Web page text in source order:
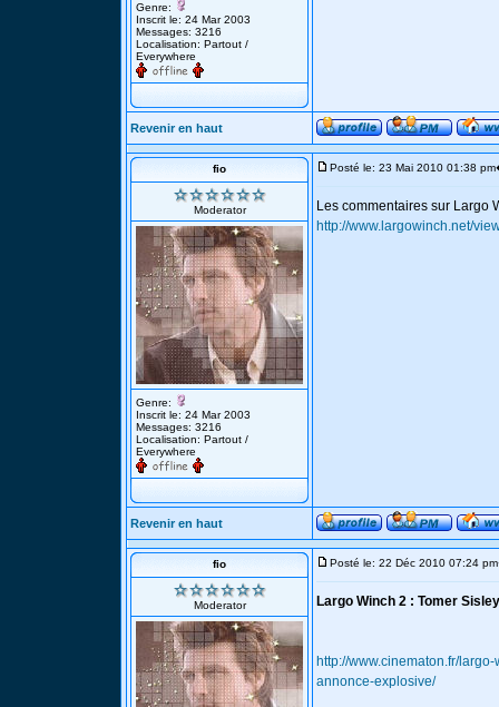
Genre:
Inscrit le: 24 Mar 2003
Messages: 3216
Localisation: Partout /
Everywhere
Revenir en haut
fio
Moderator
Genre:
Inscrit le: 24 Mar 2003
Messages: 3216
Localisation: Partout /
Everywhere
Posté le: 23 Mai 2010 01:38 pm
Les commentaires sur Largo
http://www.largowinch.net/
Revenir en haut
fio
Moderator
Posté le: 22 Déc 2010 07:24 pm
Largo Winch 2 : Tomer
http://www.cinematon.fr/
annonce-explosive/